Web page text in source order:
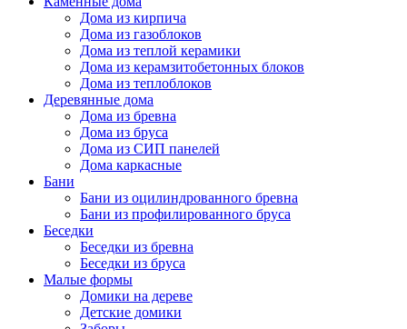
Дома из кирпича
Дома из газоблоков
Дома из теплой керамики
Дома из керамзитобетонных блоков
Дома из теплоблоков
Деревянные дома
Дома из бревна
Дома из бруса
Дома из СИП панелей
Дома каркасные
Бани
Бани из оцилиндрованного бревна
Бани из профилированного бруса
Беседки
Беседки из бревна
Беседки из бруса
Малые формы
Домики на дереве
Детские домики